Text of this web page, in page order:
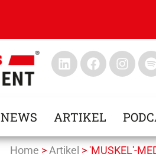
NEWS ARTIKEL
Home > Artikel >'MUSKEL'-